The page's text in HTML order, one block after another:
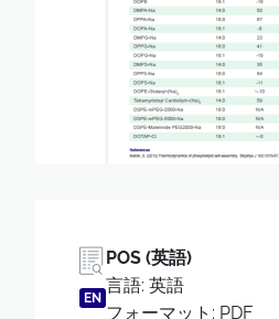
EN
POS (英語)
言語: 英語
フォーマット: PDF